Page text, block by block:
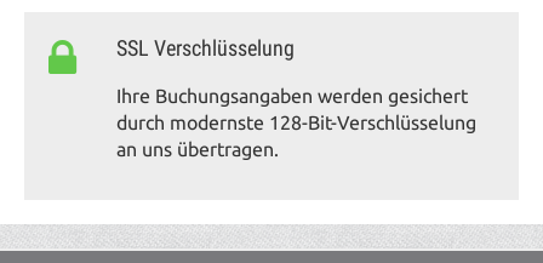
SSL Verschlüsselung
Ihre Buchungsangaben werden gesichert
durch modernste 128-Bit-Verschlüsselung
an uns übertragen.